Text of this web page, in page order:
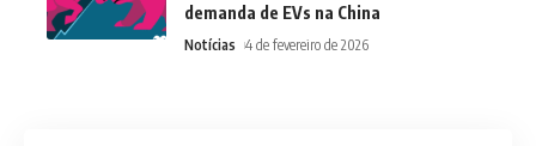
demanda de EVs na China
Notícias 4 de fevereiro de 2026